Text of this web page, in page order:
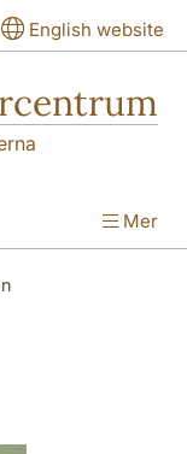
English website
Mer